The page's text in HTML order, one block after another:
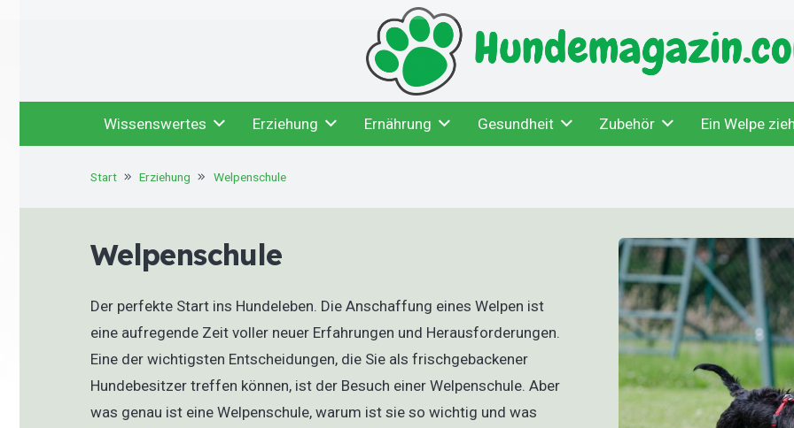
Wissenswertes Erziehung Ernährung Gesundheit Zubehör Ein Welpe
Start Erziehung Welpenschule
Welpenschule
Der perfekte Start ins Hundeleben. Die Anschaffung eines Welpen ist
eine aufregende Zeit voller neuer Erfahrungen und Herausforderungen.
Eine der wichtigsten Entscheidungen, die Sie als frischgebackener
Hundebesitzer treffen können, ist der Besuch einer Welpenschule. Aber
was genau ist eine Welpenschule, warum ist sie so wichtig und was